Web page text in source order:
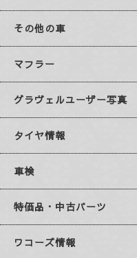
その他の車
マフラー
グラヴェルユーザー写真
タイヤ情報
車検
特価品・中古パーツ
ワコーズ情報